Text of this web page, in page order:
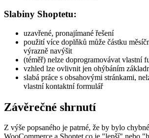
Slabiny Shoptetu:
uzavřené, pronajímané řešení
použití více doplňků může částku
výrazně navýšit
(téměř) nelze doprogramovávat vlastní
vzhled lze ovlivnit jen ohýbáním
slabá práce s obsahovými stránkami,
vlastní kontaktní formulář
Závěrečné shrnutí
Z výše popsaného je patrné, že by bylo